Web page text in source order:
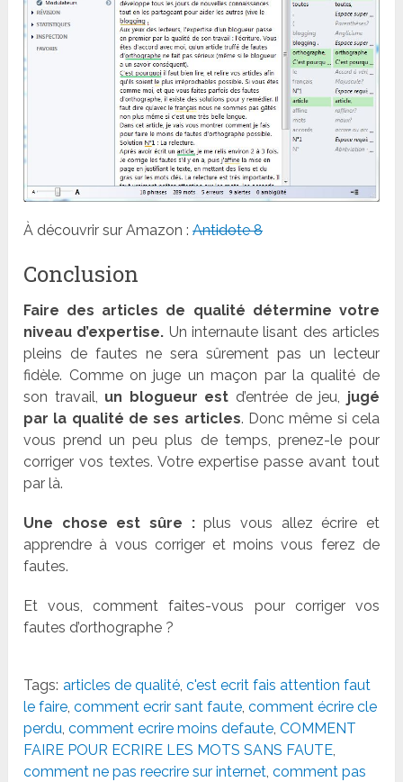
À découvrir sur Amazon :Antidote 8
Conclusion
Faire des articles de qualité détermine votre
niveau d’expertise. Un internaute lisant des articles
pleins de fautes ne sera sûrement pas un lecteur
fidèle. Comme on juge un maçon par la qualité de
son travail, un blogueur est d’entrée de jeu, jugé
par la qualité de ses articles. Donc même si cela
vous prend un peu plus de temps, prenez-le pour
corriger vos textes. Votre expertise passe avant tout
par là.
Une chose est sûre :plus vous allez écrire et
apprendre à vous corriger et moins vous ferez de
fautes.
Et vous, comment faites-vous pour corriger vos
fautes d’orthographe ?
Tags: articles de qualité,c'est ecrit fais attention faut
le faire,comment ecrir sant faute,comment écrire cle
perdu,comment ecrire moins defaute,COMMENT
FAIRE POUR ECRIRE LES MOTS SANS FAUTE,
comment ne pas reecrire sur internet,comment pas